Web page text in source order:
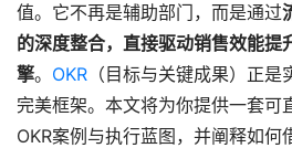
值。它不再是辅助部门，而是通过
的深度整合，直接驱动销售效能提
擎。 OKR （目标与关键成果）正
完美框架。本文将为你提供一套可
OKR案例与执行蓝图，并阐释如何